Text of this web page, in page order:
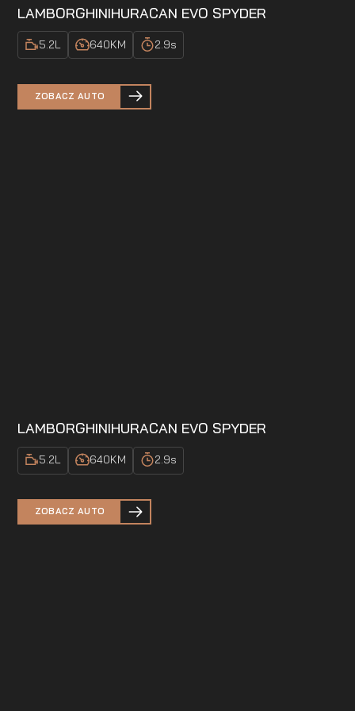
LAMBORGHINIHURACAN EVO SPYDER
5.2L 640KM 2.9s
ZOBACZ AUTO
LAMBORGHINIHURACAN EVO SPYDER
5.2L 640KM 2.9s
ZOBACZ AUTO